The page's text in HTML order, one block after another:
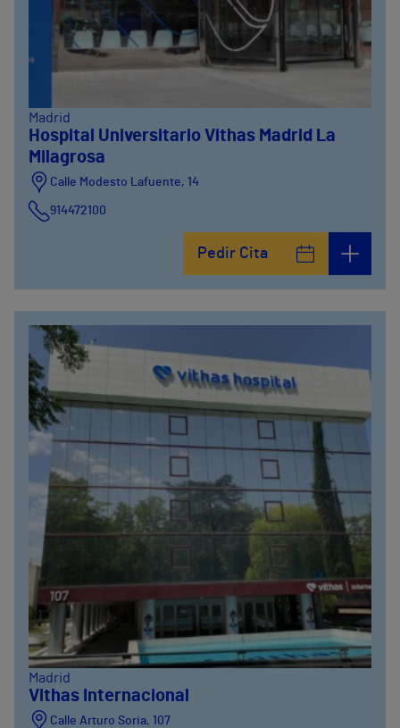
Madrid
Hospital Universitario Vithas Madrid La
Milagrosa
Calle Modesto Lafuente, 14
914472100
Pedir Cita
Madrid
Vithas Internacional
Calle Arturo Soria, 107